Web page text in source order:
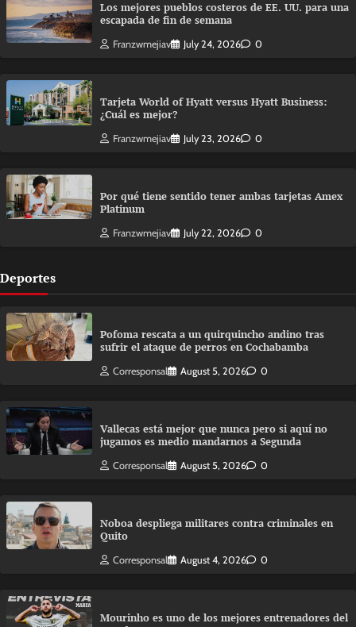
Los mejores pueblos costeros de EE. UU. para una
escapada de fin de semana
Franzwmejiav July 24, 2026 0
Tarjeta World of Hyatt versus Hyatt Business:
¿Cuál es mejor?
Franzwmejiav July 23, 2026 0
Por qué tiene sentido tener ambas tarjetas Amex
Platinum
Franzwmejiav July 22, 2026 0
Deportes
Pofoma rescata a un quirquincho andino tras
sufrir el ataque de perros en Cochabamba
Corresponsal August 5, 2026 0
Vallecas está mejor que nunca pero si aquí no
jugamos es medio mandarnos a Segunda
Corresponsal August 5, 2026 0
Noboa despliega militares contra criminales en
Quito
Corresponsal August 4, 2026 0
Mourinho es uno de los mejores entrenadores del